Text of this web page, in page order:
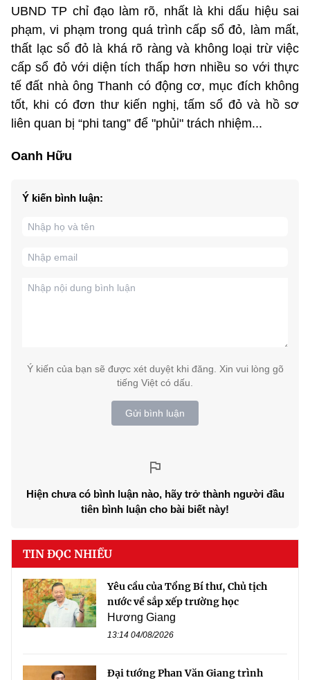
UBND TP chỉ đạo làm rõ, nhất là khi dấu hiệu sai
phạm, vi phạm trong quá trình cấp sổ đỏ, làm mất,
thất lạc sổ đỏ là khá rõ ràng và không loại trừ việc
cấp sổ đỏ với diện tích thấp hơn nhiều so với thực
tế đất nhà ông Thanh có động cơ, mục đích không
tốt, khi có đơn thư kiến nghị, tấm sổ đỏ và hồ sơ
liên quan bị “phi tang” để "phủi" trách nhiệm...
Oanh Hữu
Ý kiến bình luận:
Ý kiến của bạn sẽ được xét duyệt khi đăng. Xin vui lòng gõ
tiếng Việt có dấu.
Gửi bình luận
Hiện chưa có bình luận nào, hãy trở thành người đầu
tiên bình luận cho bài biết này!
TIN ĐỌC NHIỀU
Yêu cầu của Tổng Bí thư, Chủ tịch
nước về sắp xếp trường học
Hương Giang
13:14 04/08/2026
Đại tướng Phan Văn Giang trình